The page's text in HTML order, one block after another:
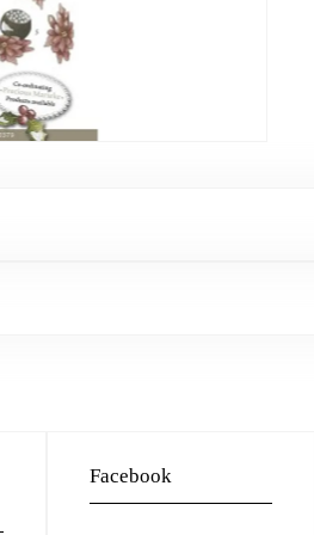
Facebook